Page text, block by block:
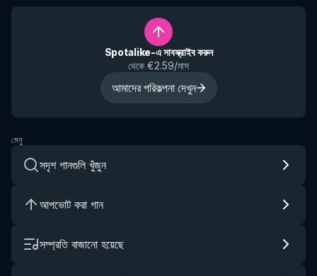
Spotalike-এ সাবস্ক্রাইব করুন
থেকে €2.59/মাস
আমাদের পরিকল্পনা দেখুন
মেনু
সদৃশ গানগুলি খুঁজুন
আপভোট করা গান
সম্প্রতি বাজানো হয়েছে